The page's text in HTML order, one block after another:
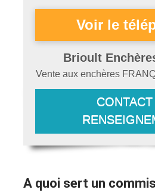
Brioult
Vente aux enchères
A quoi sert un